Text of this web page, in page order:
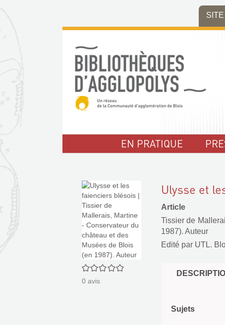
menu
contenu
la
EN PRATIQUE
0/5
0 avis
Ulysse et
Article
Tissier de
1987). Auteur
Edité par UTL.
Sujets